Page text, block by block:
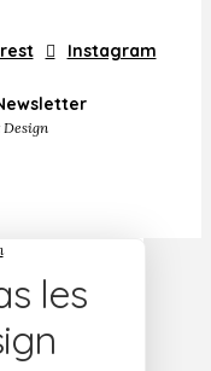
Instagram
les